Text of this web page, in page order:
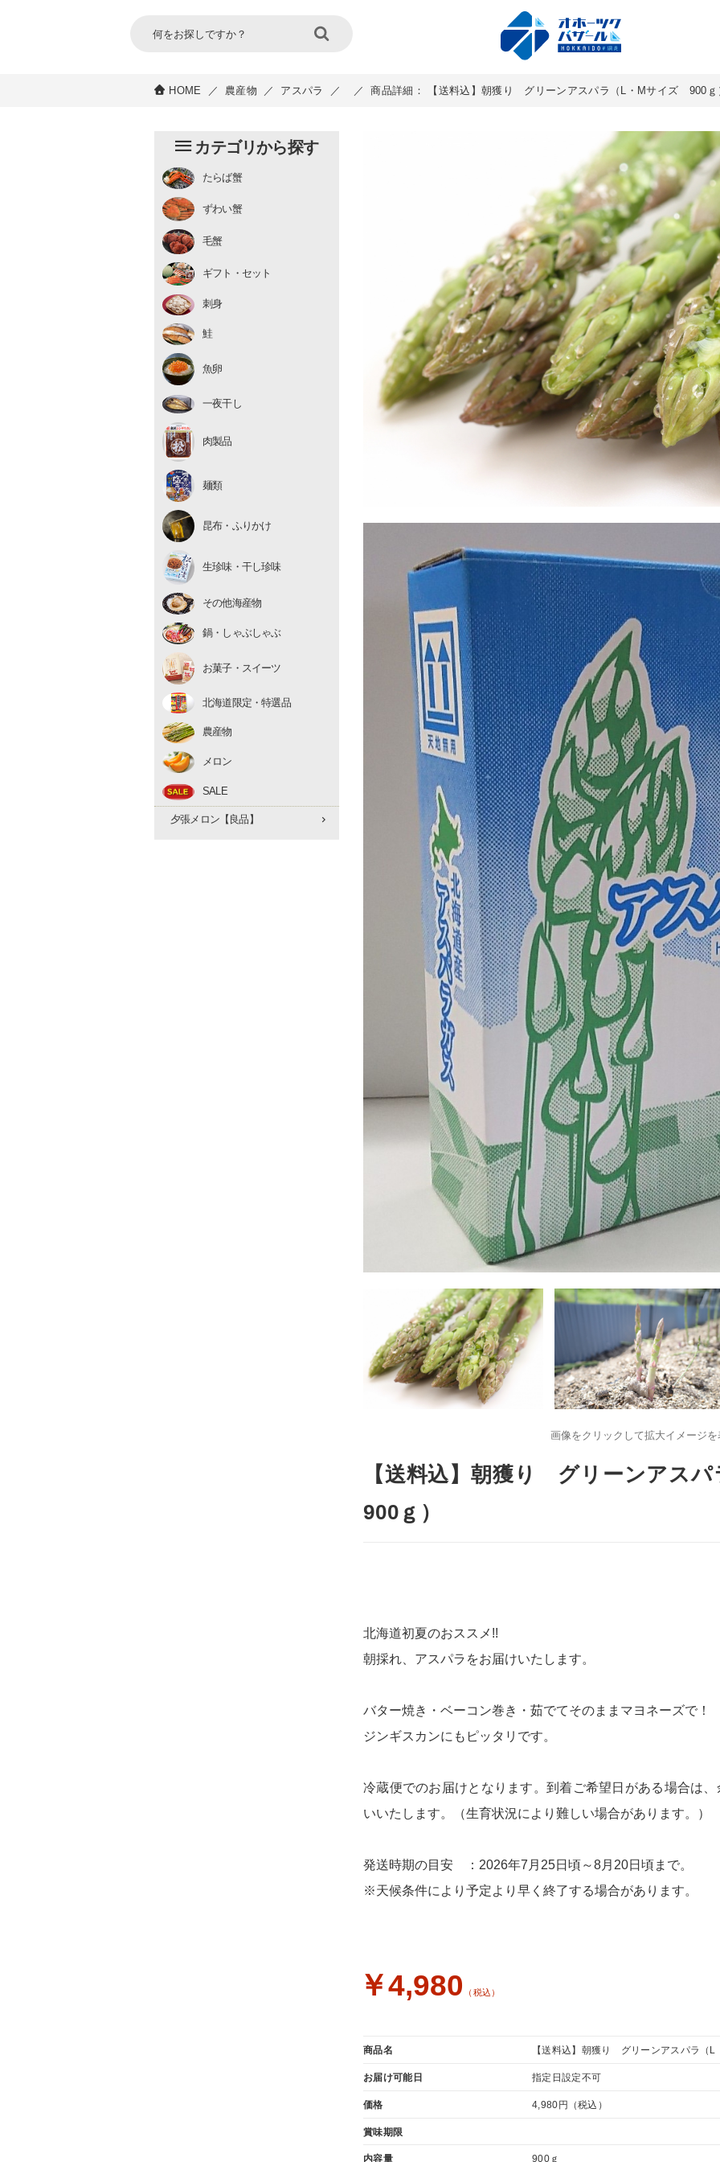
HOME ／ 農産物 ／ アスパラ ／ ／ 商品詳細： 【送料込】朝獲り グリーンアスパラ（L・Mサイズ 900ｇ
カテゴリから探す
たらば蟹
チルド
むき身 ずわい蟹
むき身
生冷凍 毛蟹
チルド
ギフト・セット
刺身
鮭
魚卵
いくら
たらこ・明太子
数の子
一夜干し
肉製品
麺類
昆布・ふりかけ
生珍味・干し珍味
生珍味
干し珍味
その他海産物
鍋・しゃぶしゃぶ
お菓子・スイーツ
北海道限定・特選品
農産物
アスパラ
とうもろこし
たまねぎ
早期予約 10月下旬
メロン
赤肉メロン
夕張メロン【優品】
夕張メロン【良品】
SALE
画像をクリックして拡大イメージを
【送料込】朝獲り グリーンアス
900ｇ）
北海道初夏のおススメ!!
朝採れ、アスパラをお届けいたします。
バター焼き・ベーコン巻き・茹でてそのままマヨネーズで！
ジンギスカンにもピッタリです。
冷蔵便でのお届けとなります。到着ご希望日がある場合は
いいたします。（生育状況により難しい場合があります。）
発送時期の目安 ：2026年7月25日頃～8月20日頃まで。
※天候条件により予定より早く終了する場合があります。
￥4,980 （税込）
商品名 【送料込】朝獲り グリーンアスパラ（
お届け可能日 指定日設定不可
価格 4,980円 （税込）
賞味期限
内容量 900ｇ